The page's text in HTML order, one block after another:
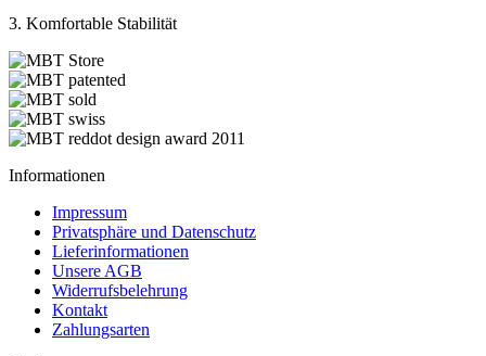
3. Komfortable Stabilität
Informationen
Impressum
Privatsphäre und Datenschutz
Lieferinformationen
Unsere AGB
Widerrufsbelehrung
Kontakt
Zahlungsarten